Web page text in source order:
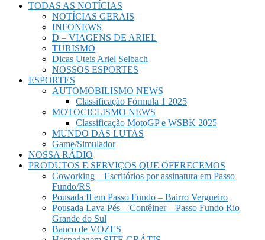
TODAS AS NOTÍCIAS
NOTÍCIAS GERAIS
INFONEWS
D – VIAGENS DE ARIEL
TURISMO
Dicas Uteis Ariel Selbach
NOSSOS ESPORTES
ESPORTES
AUTOMOBILISMO NEWS
Classificação Fórmula 1 2025
MOTOCICLISMO NEWS
Classificação MotoGP e WSBK 2025
MUNDO DAS LUTAS
Game/Simulador
NOSSA RÁDIO
PRODUTOS E SERVIÇOS QUE OFERECEMOS
Coworking – Escritórios por assinatura em Passo
Fundo/RS
Pousada II em Passo Fundo – Bairro Vergueiro
Pousada Lava Pés – Contêiner – Passo Fundo Rio
Grande do Sul
Banco de VOZES